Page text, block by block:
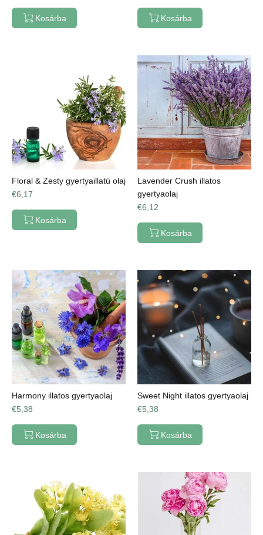
Kosárba Kosárba
Floral & Zesty gyertyaillatú olaj
€6,17
Kosárba
Lavender Crush illatos
gyertyaolaj
€6,12
Kosárba
Harmony illatos gyertyaolaj
€5,38
Kosárba
Sweet Night illatos gyertyaolaj
€5,38
Kosárba